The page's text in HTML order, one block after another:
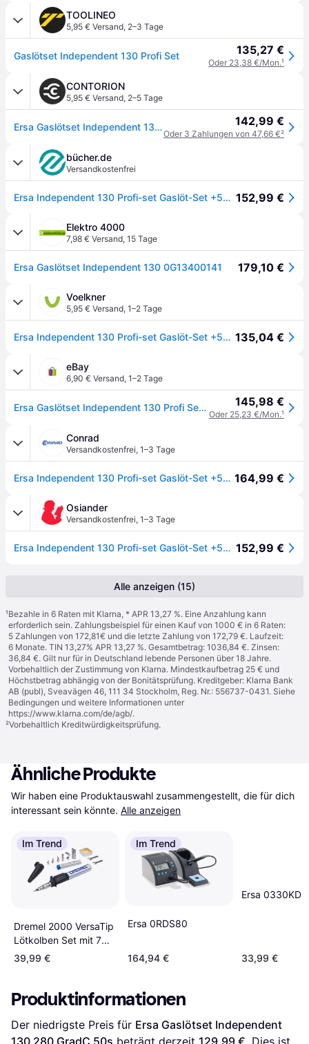
TOOLINEO
5,95 € Versand, 2–3 Tage
Gaslötset Independent 130 Profi Set 135,27 €
Oder 23,38 €/Mon.¹
CONTORION
5,95 € Versand, 2–5 Tage
Ersa Gaslötset Independent 130 Profi-Set 142,99 €
Oder 3 Zahlungen von 47,66 €²
bücher.de
Versandkostenfrei
Ersa Independent 130 Profi-set Gaslöt-Set +580 °C 120 min inkl. Lötspitze, inkl. Piezozünder 1 St. 152,99 €
Elektro 4000
7,98 € Versand, 15 Tage
Ersa Gaslötset Independent 130 0G13400141 179,10 €
Voelkner
5,95 € Versand, 1–2 Tage
Ersa Independent 130 Profi-set Gaslöt-Set +580 °C 120 min inkl. Lötspitze, inkl. Piezozünder 1 St. 135,04 €
eBay
6,90 € Versand, 1–2 Tage
Ersa Gaslötset Independent 130 Profi Set - Og 13400141 145,98 €
Oder 25,23 €/Mon.¹
Conrad
Versandkostenfrei, 1–3 Tage
Ersa Independent 130 Profi-set Gaslöt-Set +580 °C 120 min inkl. Lötspitze, inkl. Piezozünder 1 St. 164,99 €
Osiander
Versandkostenfrei, 1–3 Tage
Ersa Independent 130 Profi-set Gaslöt-Set +580 °C 120 min inkl. Lötspitze, inkl. Piezozünder 1 St. 152,99 €
Alle anzeigen (15)
¹Bezahle in 6 Raten mit Klarna, * APR 13,27 %. Eine Anzahlung kann
erforderlich sein. Zahlungsbeispiel für einen Kauf von 1000 € in 6 Raten:
5 Zahlungen von 172,81€ und die letzte Zahlung von 172,79 €. Laufzeit:
6 Monate. TIN 13,27% APR 13,27 %. Gesamtbetrag: 1036,84 €. Zinsen:
36,84 €. Gilt nur für in Deutschland lebende Personen über 18 Jahre.
Vorbehaltlich der Zustimmung von Klarna. Mindestkaufbetrag 25 € und
Höchstbetrag abhängig von der Bonitätsprüfung. Kreditgeber: Klarna Bank
AB (publ), Sveavägen 46, 111 34 Stockholm, Reg. Nr.: 556737-0431. Siehe
Bedingungen und weitere Informationen unter
https://www.klarna.com/de/agb/.
²Vorbehaltlich Kreditwürdigkeitsprüfung.
Ähnliche Produkte
Wir haben eine Produktauswahl zusammengestellt, die für dich
interessant sein könnte. Alle anzeigen
Im Trend
Dremel 2000 VersaTip
Lötkolben Set mit 7
Wechselspitzen
39,99 €
Im Trend
Ersa 0RDS80
164,94 €
Ersa 0330KD
33,99 €
Produktinformationen
Der niedrigste Preis für Ersa Gaslötset Independent
130 280 GradC 50s beträgt derzeit 129,99 € . Dies ist